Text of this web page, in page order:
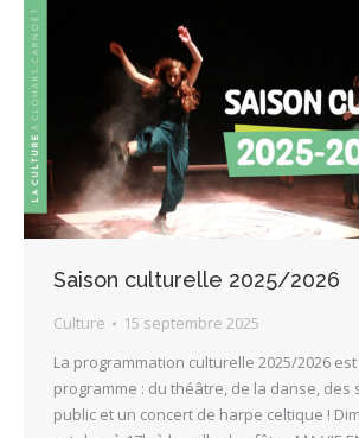
Saison culturelle 2025/2026
Culture
15 septembre 2025
La programmation culturelle 2025/2026
programme : du théâtre, de la danse, des
public et un concert de harpe celtique !